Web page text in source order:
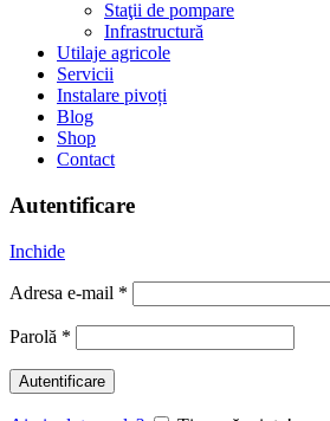
Staţii de pompare
Infrastructură
Utilaje agricole
Servicii
Instalare pivoți
Blog
Shop
Contact
Autentificare
Inchide
Adresa e-mail *
Parolă *
Autentificare